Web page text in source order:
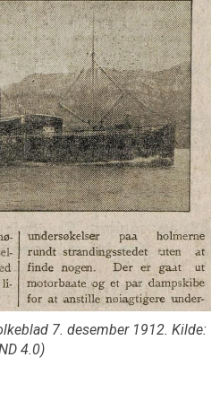
7. desember 1912. Kilde:
4.0)